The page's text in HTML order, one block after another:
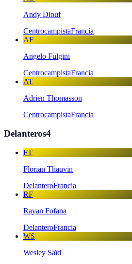
Andy Diouf
CentrocampistaFrancia
AF
Angelo Fulgini
CentrocampistaFrancia
AT
Adrien Thomasson
CentrocampistaFrancia
Delanteros4
FT
Florian Thauvin
DelanteroFrancia
RF
Rayan Fofana
DelanteroFrancia
WS
Wesley Saïd